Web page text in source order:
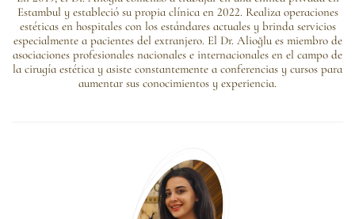
Estambul y estableció su propia clínica en 2022. Realiza operaciones
estéticas en hospitales con los estándares actuales y brinda servicios
especialmente a pacientes del extranjero. El Dr. Alioğlu es miembro de
asociaciones profesionales nacionales e internacionales en el campo de
la cirugía estética y asiste constantemente a conferencias y cursos para
aumentar sus conocimientos y experiencia.